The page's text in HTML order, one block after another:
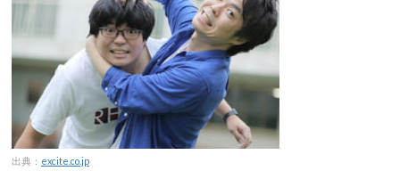
出典： excite.co.jp